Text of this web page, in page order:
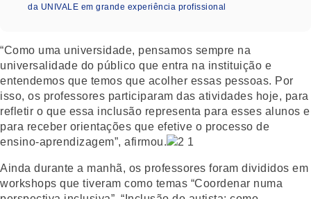
da UNIVALE em grande experiência profissional
“Como uma universidade, pensamos sempre na
universalidade do público que entra na instituição e
entendemos que temos que acolher essas pessoas. Por
isso, os professores participaram das atividades hoje, para
refletir o que essa inclusão representa para esses alunos e
para receber orientações que efetive o processo de
ensino-aprendizagem”, afirmou.
Ainda durante a manhã, os professores foram divididos em
workshops que tiveram como temas “Coordenar numa